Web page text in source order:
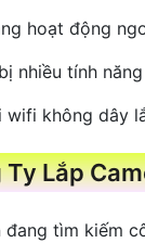
hoạt động
nhiều tính
wifi không dây
Ty Lắp
đang tìm kiếm